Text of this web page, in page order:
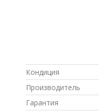
Кондиция
Производитель
Гарантия